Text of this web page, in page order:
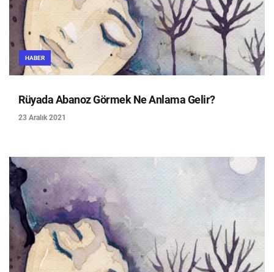
HABER
Rüyada Abanoz Görmek Ne Anlama Gelir?
23 Aralık 2021